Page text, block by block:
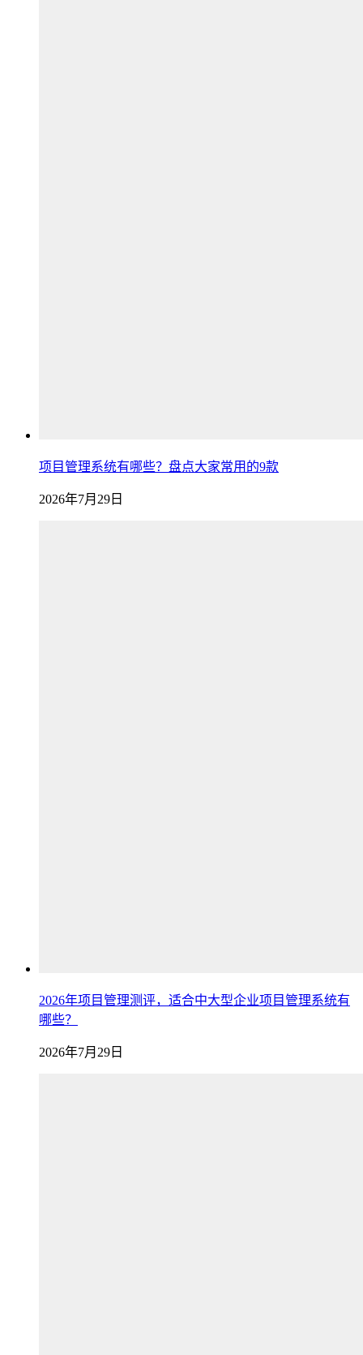
项目管理系统有哪些？盘点大家常用的9款
2026年7月29日
2026年项目管理测评，适合中大型企业项目管理系统有
哪些？
2026年7月29日